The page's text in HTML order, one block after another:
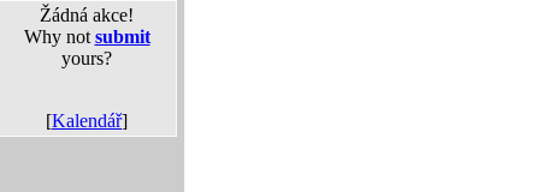
Žádná akce!
Why not submit
yours?
[Kalendář]